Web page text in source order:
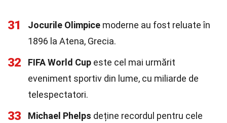
31 Jocurile Olimpice moderne au fost reluate în
1896 la Atena, Grecia.
32 FIFA World Cup este cel mai urmărit
eveniment sportiv din lume, cu miliarde de
telespectatori.
33 Michael Phelps deține recordul pentru cele